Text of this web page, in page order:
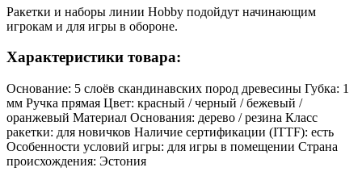
Ракетки и наборы линии Hobby подойдут начинающим
игрокам и для игры в обороне.
Характеристики товара:
Основание: 5 слоёв скандинавских пород древесины Губка: 1
мм Ручка прямая Цвет: красный / черный / бежевый /
оранжевый Материал Основания: дерево / резина Класс
ракетки: для новичков Наличие сертификации (ITTF): есть
Особенности условий игры: для игры в помещении Страна
происхождения: Эстония